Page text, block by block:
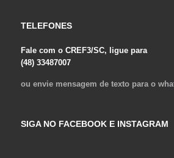
TELEFONES
Fale com o CREF3/SC, ligue para
(48) 33487007
ou envie mensagem de texto para o
SIGA NO FACEBOOK E INSTAGRAM